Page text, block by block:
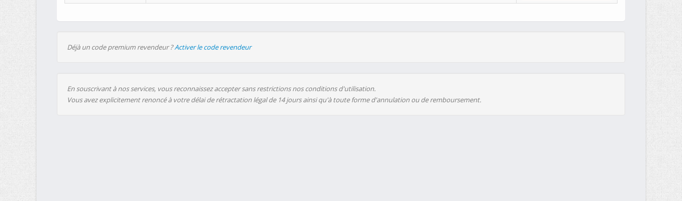
Déjà un code premium revendeur ?Activer le code revendeur
En souscrivant à nos services, vous reconnaissez accepter sans restrictions nos conditions d'utilisation.
Vous avez explicitement renoncé à votre délai de rétractation légal de 14 jours ainsi qu'à toute forme d'annulation ou de remboursement.